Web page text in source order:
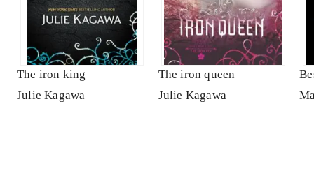
The iron king
Julie Kagawa
The iron queen
Julie Kagawa